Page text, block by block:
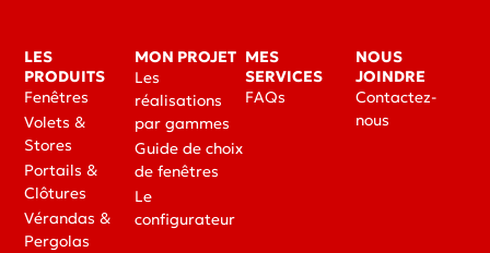
LES
PRODUITS
Fenêtres
Volets &
Stores
Portails &
Clôtures
Vérandas &
Pergolas
MON PROJET
Les
réalisations
par gammes
Guide de choix
de fenêtres
Le
configurateur
MES
SERVICES
FAQs
NOUS
JOINDRE
Contactez-
nous